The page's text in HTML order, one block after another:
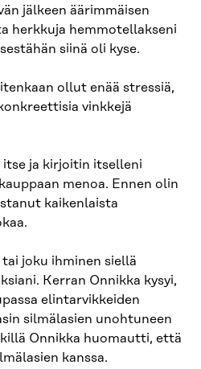
jälkeen äärimmäisen
herkkuja hemmotellakseni
siinä oli kyse.
ollut enää stressiä,
vinkkejä
ja kirjoitin itselleni
menoa. Ennen olin
kaikenlaista
joku ihminen siellä
Kerran Onnikka kysyi,
elintarvikkeiden
silmälasien unohtuneen
Onnikka huomautti, että
kanssa.